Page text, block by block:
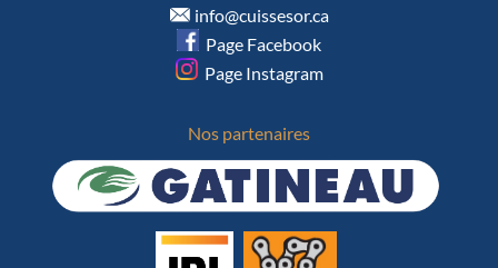
Nos partenaires
info@cuissesor.ca
Page Facebook
Page Instagram